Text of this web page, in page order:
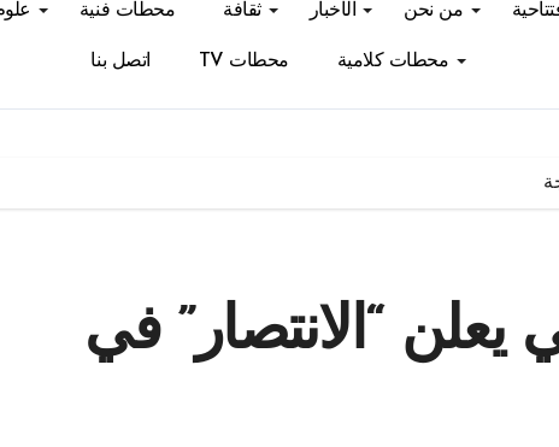
من نحن الأخبار ثقافة محطات فنية
محطات كلامية محطات TV اتصل بنا
يعلن “الانتصار” في